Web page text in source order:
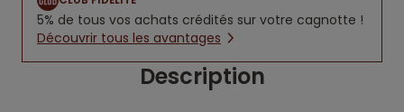
5% de tous vos achats crédités sur votre cagnotte !
Découvrir tous les avantages
Description